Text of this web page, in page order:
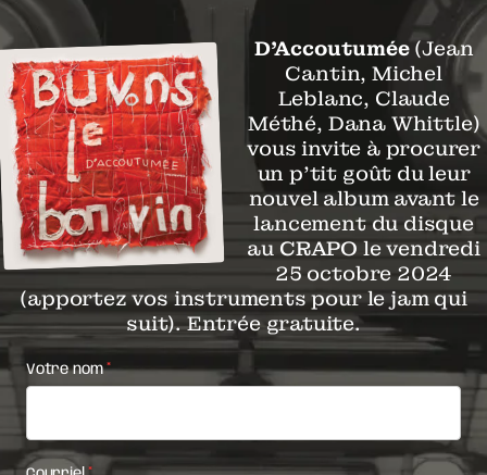
D’Accoutumée(Jean
Cantin, Michel
Leblanc, Claude
Méthé, Dana Whittle)
vous invite à procurer
un p’tit goût du leur
nouvel album avant le
lancement du disque
au CRAPO le vendredi
25 octobre 2024
(apportez vos instruments pour le jam qui
suit). Entrée gratuite.
Free
track
Votre nom*